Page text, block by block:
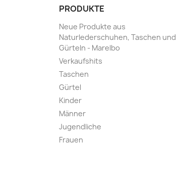
PRODUKTE
Neue Produkte aus
Naturlederschuhen, Taschen und
Gürteln - Marelbo
Verkaufshits
Taschen
Gürtel
Kinder
Männer
Jugendliche
Frauen